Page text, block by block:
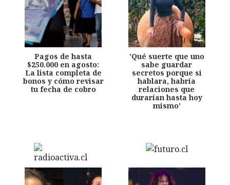
Pagos de hasta
$250.000 en agosto:
La lista completa de
bonos y cómo revisar
tu fecha de cobro
'Qué suerte que uno
sabe guardar
secretos porque si
hablara, habría
relaciones que
durarían hasta hoy
mismo'